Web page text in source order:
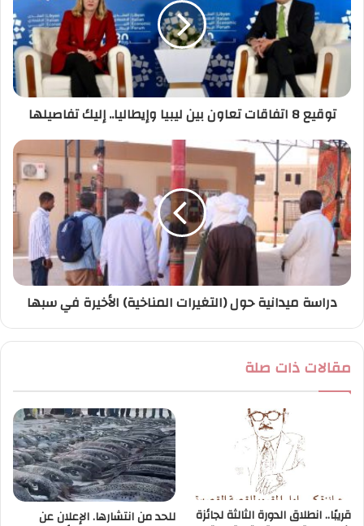
ل
إ
ل
ر
ي
توقيع 8 اتفاقات تعاون بين ليبيا وإيطاليا.. إليك تفاصيلها
دراسة ميدانية حول (التغيرات المناخية) الأخيرة في سبها
مقالات ذات صلة
قريبًا.. انطلاق الدورة الثالثة لجائزة للحد من انتشارها. الإعلان عن